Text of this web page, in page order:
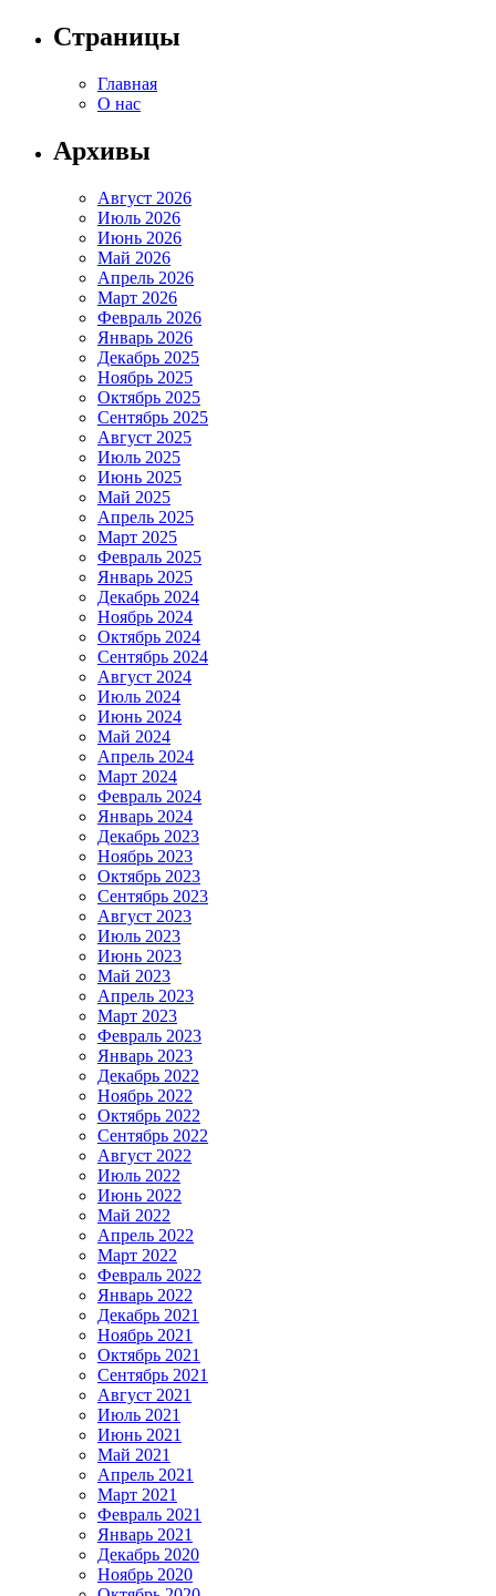
Страницы
Главная
О нас
Архивы
Август 2026
Июль 2026
Июнь 2026
Май 2026
Апрель 2026
Март 2026
Февраль 2026
Январь 2026
Декабрь 2025
Ноябрь 2025
Октябрь 2025
Сентябрь 2025
Август 2025
Июль 2025
Июнь 2025
Май 2025
Апрель 2025
Март 2025
Февраль 2025
Январь 2025
Декабрь 2024
Ноябрь 2024
Октябрь 2024
Сентябрь 2024
Август 2024
Июль 2024
Июнь 2024
Май 2024
Апрель 2024
Март 2024
Февраль 2024
Январь 2024
Декабрь 2023
Ноябрь 2023
Октябрь 2023
Сентябрь 2023
Август 2023
Июль 2023
Июнь 2023
Май 2023
Апрель 2023
Март 2023
Февраль 2023
Январь 2023
Декабрь 2022
Ноябрь 2022
Октябрь 2022
Сентябрь 2022
Август 2022
Июль 2022
Июнь 2022
Май 2022
Апрель 2022
Март 2022
Февраль 2022
Январь 2022
Декабрь 2021
Ноябрь 2021
Октябрь 2021
Сентябрь 2021
Август 2021
Июль 2021
Июнь 2021
Май 2021
Апрель 2021
Март 2021
Февраль 2021
Январь 2021
Декабрь 2020
Ноябрь 2020